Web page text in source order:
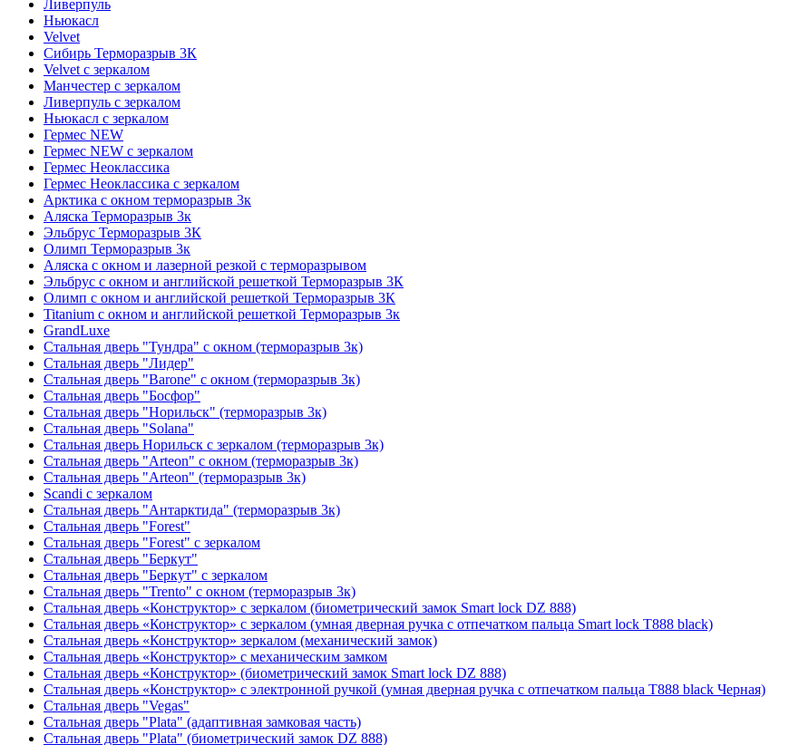
Ливерпуль
Ньюкасл
Velvet
Сибирь Терморазрыв 3К
Velvet с зеркалом
Манчестер с зеркалом
Ливерпуль с зеркалом
Ньюкасл с зеркалом
Гермес NEW
Гермес NEW с зеркалом
Гермес Неоклассика
Гермес Неоклассика с зеркалом
Арктика с окном терморазрыв 3к
Аляска Терморазрыв 3к
Эльбрус Терморазрыв 3К
Олимп Терморазрыв 3к
Аляска с окном и лазерной резкой с терморазрывом
Эльбрус с окном и английской решеткой Терморазрыв 3К
Олимп с окном и английской решеткой Терморазрыв 3К
Titanium с окном и английской решеткой Терморазрыв 3к
GrandLuxe
Стальная дверь "Тундра" с окном (терморазрыв 3к)
Стальная дверь "Лидер"
Стальная дверь "Barone" с окном (терморазрыв 3к)
Стальная дверь "Босфор"
Стальная дверь "Норильск" (терморазрыв 3к)
Стальная дверь "Solana"
Стальная дверь Норильск с зеркалом (терморазрыв 3к)
Стальная дверь "Arteon" с окном (терморазрыв 3к)
Стальная дверь "Arteon" (терморазрыв 3к)
Scandi с зеркалом
Стальная дверь "Антарктида" (терморазрыв 3к)
Стальная дверь "Forest"
Стальная дверь "Forest" с зеркалом
Стальная дверь "Беркут"
Стальная дверь "Беркут" с зеркалом
Стальная дверь "Trento" с окном (терморазрыв 3к)
Стальная дверь «Конструктор» с зеркалом (биометрический замок Smart lock DZ 888)
Стальная дверь «Конструктор» с зеркалом (умная дверная ручка с отпечатком пальца Smart lock T888 black)
Стальная дверь «Конструктор» зеркалом (механический замок)
Стальная дверь «Конструктор» с механическим замком
Стальная дверь «Конструктор» (биометрический замок Smart lock DZ 888)
Стальная дверь «Конструктор» с электронной ручкой (умная дверная ручка с отпечатком пальца T888 black Черная)
Стальная дверь "Vegas"
Стальная дверь "Plata" (адаптивная замковая часть)
Стальная дверь "Plata" (биометрический замок DZ 888)